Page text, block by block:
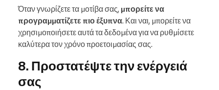
Όταν γνωρίζετε τα μοτίβα σας, μπορείτε να
προγραμματίζετε πιο έξυπνα. Και ναι, μπορείτε να
χρησιμοποιήσετε αυτά τα δεδομένα για να ρυθμίσετε
καλύτερα τον χρόνο προετοιμασίας σας.
8. Προστατέψτε την ενέργειά
σας